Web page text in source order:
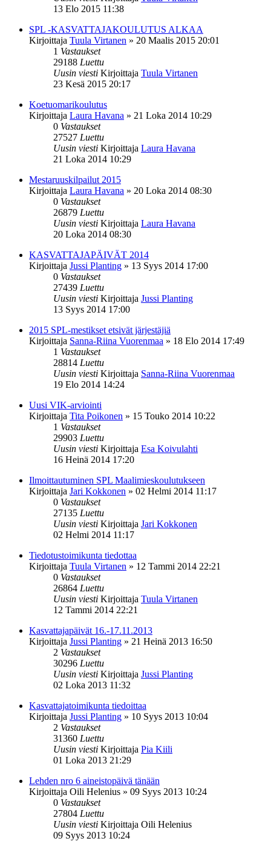
13 Elo 2015 11:38
SPL -KASVATTAJAKOULUTUS ALKAA
Kirjoittaja Tuula Virtanen » 20 Maalis 2015 20:01
1 Vastaukset
29188 Luettu
Uusin viesti Kirjoittaja Tuula Virtanen
23 Kesä 2015 20:17
Koetuomarikoulutus
Kirjoittaja Laura Havana » 21 Loka 2014 10:29
0 Vastaukset
27527 Luettu
Uusin viesti Kirjoittaja Laura Havana
21 Loka 2014 10:29
Mestaruuskilpailut 2015
Kirjoittaja Laura Havana » 20 Loka 2014 08:30
0 Vastaukset
26879 Luettu
Uusin viesti Kirjoittaja Laura Havana
20 Loka 2014 08:30
KASVATTAJAPÄIVÄT 2014
Kirjoittaja Jussi Planting » 13 Syys 2014 17:00
0 Vastaukset
27439 Luettu
Uusin viesti Kirjoittaja Jussi Planting
13 Syys 2014 17:00
2015 SPL-mestikset etsivät järjestäjiä
Kirjoittaja Sanna-Riina Vuorenmaa » 18 Elo 2014 17:49
1 Vastaukset
28814 Luettu
Uusin viesti Kirjoittaja Sanna-Riina Vuorenmaa
19 Elo 2014 14:24
Uusi VIK-arviointi
Kirjoittaja Tita Poikonen » 15 Touko 2014 10:22
1 Vastaukset
29903 Luettu
Uusin viesti Kirjoittaja Esa Koivulahti
16 Heinä 2014 17:20
Ilmoittautuminen SPL Maalimieskoulutukseen
Kirjoittaja Jari Kokkonen » 02 Helmi 2014 11:17
0 Vastaukset
27135 Luettu
Uusin viesti Kirjoittaja Jari Kokkonen
02 Helmi 2014 11:17
Tiedotustoimikunta tiedottaa
Kirjoittaja Tuula Virtanen » 12 Tammi 2014 22:21
0 Vastaukset
26864 Luettu
Uusin viesti Kirjoittaja Tuula Virtanen
12 Tammi 2014 22:21
Kasvattajapäivät 16.-17.11.2013
Kirjoittaja Jussi Planting » 21 Heinä 2013 16:50
2 Vastaukset
30296 Luettu
Uusin viesti Kirjoittaja Jussi Planting
02 Loka 2013 11:32
Kasvattajatoimikunta tiedoittaa
Kirjoittaja Jussi Planting » 10 Syys 2013 10:04
2 Vastaukset
31360 Luettu
Uusin viesti Kirjoittaja Pia Kiili
01 Loka 2013 21:29
Lehden nro 6 aineistopäivä tänään
Kirjoittaja Oili Helenius » 09 Syys 2013 10:24
0 Vastaukset
27804 Luettu
Uusin viesti Kirjoittaja Oili Helenius
09 Syys 2013 10:24